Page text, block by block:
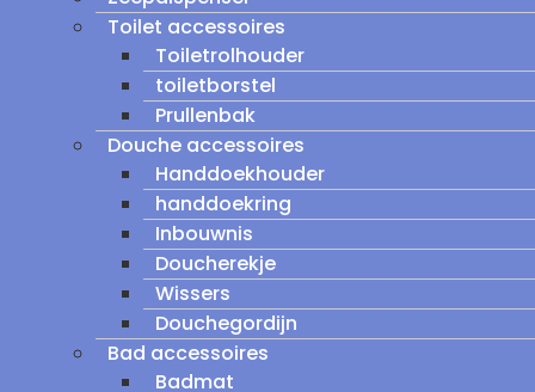
Toilet accessoires
Toiletrolhouder
toiletborstel
Prullenbak
Douche accessoires
Handdoekhouder
handdoekring
Inbouwnis
Doucherekje
Wissers
Douchegordijn
Bad accessoires
Badmat